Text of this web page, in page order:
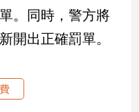
。同時，警方將
開出正確罰單。